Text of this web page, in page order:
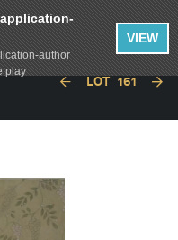
LOT 161
author
play
VIEW